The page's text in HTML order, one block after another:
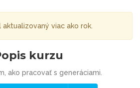
aktualizovaný viac ako rok.
kurzu
ako pracovať s generáciami.